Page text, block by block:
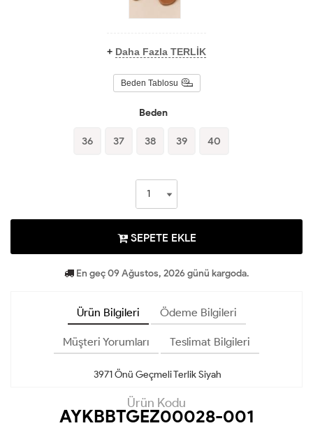
+ Daha Fazla TERLİK
Beden Tablosu
Beden
36 37 38 39 40
SEPETE EKLE
En geç 09 Ağustos, 2026 günü kargoda.
Ürün Bilgileri Ödeme Bilgileri
Müşteri Yorumları Teslimat Bilgileri
3971 Önü Geçmeli Terlik Siyah
Ürün Kodu
AYKBBTGEZ00028-001